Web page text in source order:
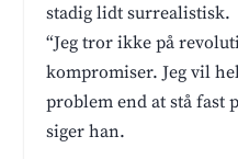
stadig lidt surrealistisk.
“Jeg tror ikke på
kompromiser. Jeg vil
problem end at stå fast
siger han.